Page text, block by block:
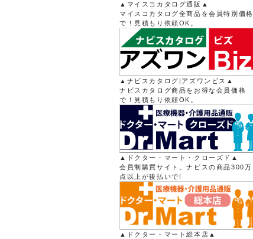
▲マイスコカタログ通販▲
マイスコカタログ全商品を会員特別価格
で！見積もり依頼OK。
▲ナビスカタログ|アズワンビス▲
ナビスカタログ商品をお得な会員価格
で！見積もり依頼OK。
▲ドクター・マート・クローズド▲
会員制購買サイト。ナビスの商品300万
点以上が後払いで!
▲ドクター・マート総本店▲